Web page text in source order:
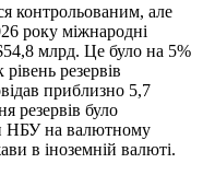
контрольованим, але
року міжнародні
млрд. Це було на 5%
резервів
приблизно 5,7
резервів було
НБУ на валютному
в іноземній валюті.